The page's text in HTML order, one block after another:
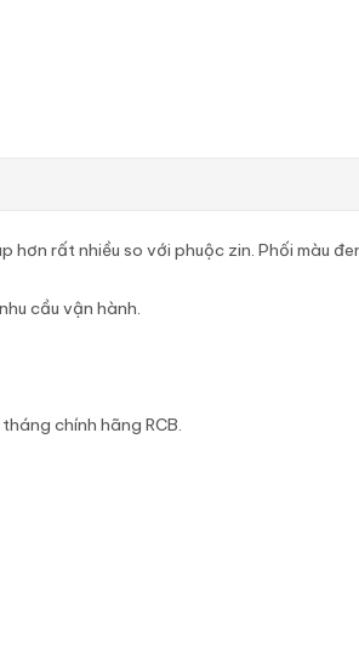
hơn rất nhiều so với phuộc zin. Phối màu
cầu vận hành.
chính hãng RCB.